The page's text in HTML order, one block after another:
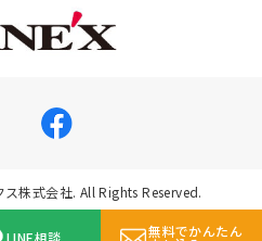
株式会社. All Rights Reserved.
LINE相談 無料でかんたん